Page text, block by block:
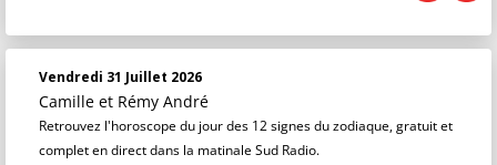
Vendredi 31 Juillet 2026
Camille et Rémy André
Retrouvez l'horoscope du jour des 12 signes du zodiaque, gratuit et
complet en direct dans la matinale Sud Radio.